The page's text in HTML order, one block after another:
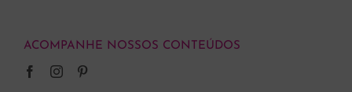
ACOMPANHE NOSSOS CONTEÚDOS